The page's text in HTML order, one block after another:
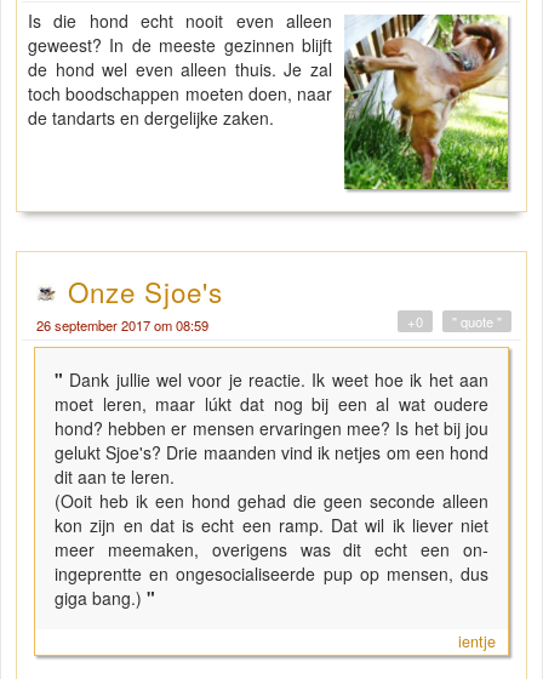
Is die hond echt nooit even alleen
geweest? In de meeste gezinnen blijft
de hond wel even alleen thuis. Je zal
toch boodschappen moeten doen, naar
de tandarts en dergelijke zaken.
Onze Sjoe's
26 september 2017 om 08:59 " quote "
+0
" Dank jullie wel voor je reactie. Ik weet hoe ik het aan
moet leren, maar lúkt dat nog bij een al wat oudere
hond? hebben er mensen ervaringen mee? Is het bij jou
gelukt Sjoe's? Drie maanden vind ik netjes om een hond
dit aan te leren.
(Ooit heb ik een hond gehad die geen seconde alleen
kon zijn en dat is echt een ramp. Dat wil ik liever niet
meer meemaken, overigens was dit echt een on-
ingeprentte en ongesocialiseerde pup op mensen, dus
giga bang.) "
ientje